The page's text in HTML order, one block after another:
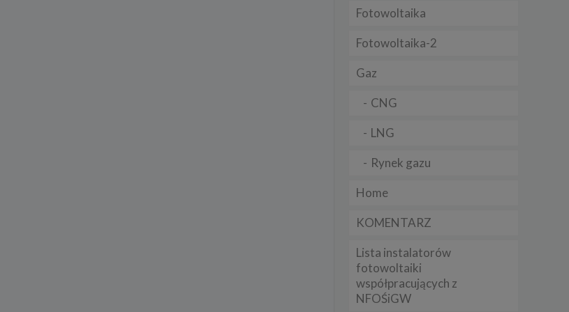
Fotowoltaika
Fotowoltaika-2
Gaz
CNG
LNG
Rynek gazu
Home
KOMENTARZ
Lista instalatorów
fotowoltaiki
współpracujących z
NFOŚiGW